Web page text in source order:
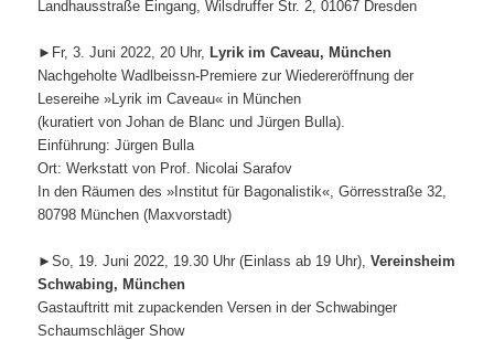
Landhausstraße Eingang, Wilsdruffer Str. 2, 01067 Dresden
►Fr, 3. Juni 2022, 20 Uhr, Lyrik im Caveau, München
Nachgeholte Wadlbeissn-Premiere zur Wiedereröffnung der
Lesereihe »Lyrik im Caveau« in München
(kuratiert von Johan de Blanc und Jürgen Bulla).
Einführung: Jürgen Bulla
Ort: Werkstatt von Prof. Nicolai Sarafov
In den Räumen des »Institut für Bagonalistik«, Görresstraße 32,
80798 München (Maxvorstadt)
►So, 19. Juni 2022, 19.30 Uhr (Einlass ab 19 Uhr),Vereinsheim
Schwabing, München
Gastauftritt mit zupackenden Versen in der Schwabinger
Schaumschläger Show